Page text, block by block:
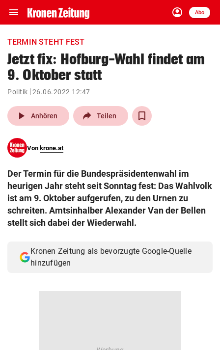
menu Navigation
ein-/ausklappen
account_circle
Anmelden
Abo
close Schließen
account_circle Anmelden
pin_drop
Wien arrow_right
search
eingeben
TERMIN STEHT FEST
Jetzt fix: Hofburg-Wahl findet am
9. Oktober statt
Politik 26.06.2022 12:47
play_arrow Anhören Teilen
Von krone.at
Der Termin für die Bundespräsidentenwahl im
heurigen Jahr steht seit Sonntag fest: Das Wahlvolk
ist am 9. Oktober aufgerufen, zu den Urnen zu
schreiten. Amtsinhalber Alexander Van der Bellen
stellt sich dabei der Wiederwahl.
Kronen Zeitung als bevorzugte Google-Quelle
hinzufügen